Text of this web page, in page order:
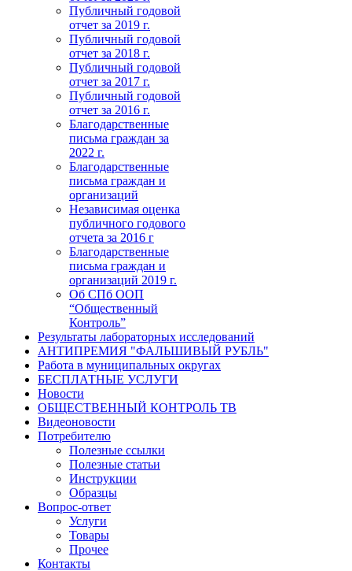
Публичный годовой
отчет за 2019 г.
Публичный годовой
отчет за 2018 г.
Публичный годовой
отчет за 2017 г.
Публичный годовой
отчет за 2016 г.
Благодарственные
письма граждан за
2022 г.
Благодарственные
письма граждан и
организаций
Независимая оценка
публичного годового
отчета за 2016 г
Благодарственные
письма граждан и
организаций 2019 г.
Об СПб ООП
“Общественный
Контроль”
Результаты лабораторных исследований
АНТИПРЕМИЯ "ФАЛЬШИВЫЙ РУБЛЬ"
Работа в муниципальных округах
БЕСПЛАТНЫЕ УСЛУГИ
Новости
ОБЩЕСТВЕННЫЙ КОНТРОЛЬ ТВ
Видеоновости
Потребителю
Полезные ссылки
Полезные статьи
Инструкции
Образцы
Вопрос-ответ
Услуги
Товары
Прочее
Контакты